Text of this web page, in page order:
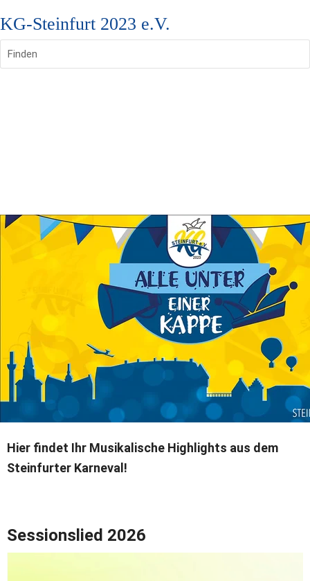
KG-Steinfurt 2023 e.V.
Finden
Hier findet Ihr Musikalische Highlights aus dem
Steinfurter Karneval!
Sessionslied 2026